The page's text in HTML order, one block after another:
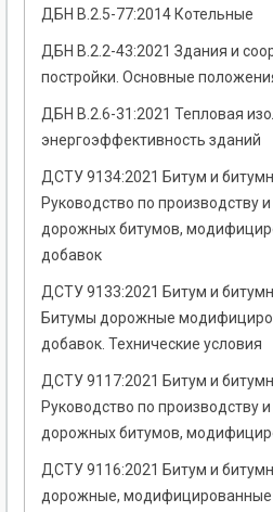
ДБН В.2.5-77:2014 Котельные
ДБН В.2.2-43:2021 Здания и
постройки. Основные
ДБН В.2.6-31:2021 Тепловая
энергоэффективность зданий
ДСТУ 9134:2021 Битум и
Руководство по производству
дорожных битумов,
добавок
ДСТУ 9133:2021 Битум и
Битумы дорожные
добавок. Технические условия
ДСТУ 9117:2021 Битум и
Руководство по производству
дорожных битумов,
ДСТУ 9116:2021 Битум и
дорожные,